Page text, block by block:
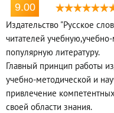
9.00
Издательство "Русское
читателей
популярную литературу.
Главный принцип работы
учебно-методической и
привлечение
своей области знания.